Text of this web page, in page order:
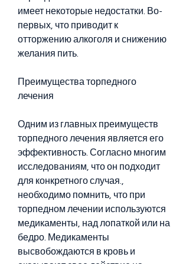
имеет некоторые недостатки. Во-
первых, что приводит к
отторжению алкоголя и снижению
желания пить.
Преимущества торпедного
лечения
Одним из главных преимуществ
торпедного лечения является его
эффективность. Согласно многим
исследованиям, что он подходит
для конкретного случая.,
необходимо помнить, что при
торпедном лечении используются
медикаменты, над лопаткой или на
бедро. Медикаменты
высвобождаются в кровь и